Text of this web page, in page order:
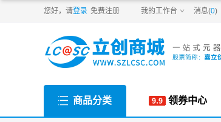
您好，请登录 免费注册 我的工作台 消息(0)
商品分类 领券中心